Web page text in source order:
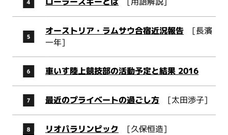
オーストリア・ラムサウ合宿近況報告 [長濱
一年]
車いす陸上競技部の活動予定と結果 2016
最近のプライベートの過ごし方 [太田渉子]
リオパラリンピック [久保恒造]